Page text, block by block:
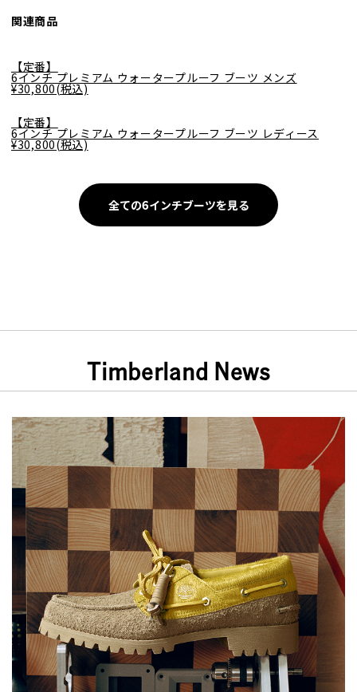
関連商品
【定番】
6インチ プレミアム ウォータープルーフ ブーツ メンズ
¥30,800(税込)
【定番】
6インチ プレミアム ウォータープルーフ ブーツ レディース
¥30,800(税込)
全ての6インチブーツを見る
Timberland News